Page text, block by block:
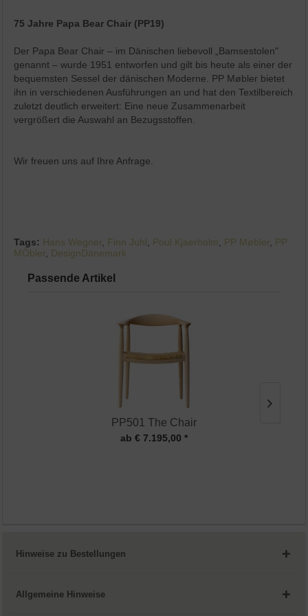
75 Jahre Papa Bear Chair (PP19)
Der Papa Bear Chair – im Dänischen liebevoll „Bamsestolen"
genannt – wurde 1951 entworfen und gilt bis heute als einer der
bequemsten Sessel der dänischen Moderne. PP Møbler bietet
ihn in verschiedenen Ausführungen an und hat den Textilbereich
zuletzt deutlich erweitert: Eine neue Zusammenarbeit
vergrößert die Auswahl an Bezugsstoffen.
Wir freuen uns auf Ihre Anfrage.
Tags: Hans Wegner, Finn Juhl, Poul Kjaerholm, PP Møbler, PP
MÖbler, DesignDänemark
Passende Artikel
PP501 The Chair
ab € 7.195,00 *
Hinweise zu Bestellungen
Allgemeine Hinweise